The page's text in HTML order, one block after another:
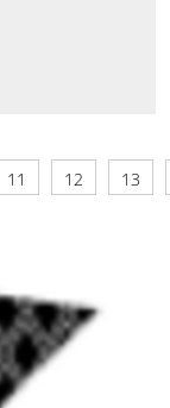
11 12 13